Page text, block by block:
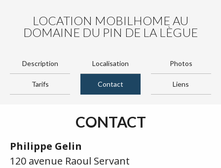
LOCATION MOBILHOME AU
DOMAINE DU PIN DE LA LÈGUE
Description Localisation Photos
Tarifs Contact Liens
CONTACT
Philippe Gelin
120 avenue Raoul Servant